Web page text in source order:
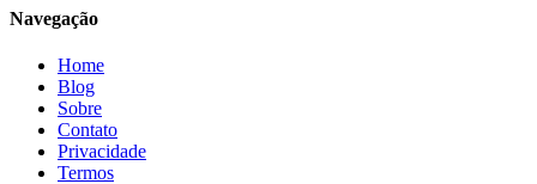
Navegação
Home
Blog
Sobre
Contato
Privacidade
Termos